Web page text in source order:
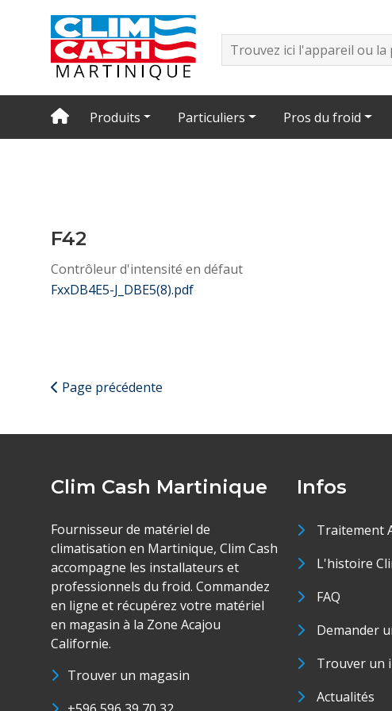
Produits Particuliers Pros du froid
F42
Contrôleur d'intensité en défaut
FxxDB4E5-J_DBE5(8).pdf
Page précédente
Clim Cash Martinique
Fournisseur de matériel de
climatisation en Martinique, Clim Cash
accompagne les installateurs et
professionnels du froid. Commandez
en ligne et récupérez votre matériel
en magasin à la Zone Acajou
Californie.
Trouver un magasin
Infos
Traitement
L'histoire
FAQ
Demander
Trouver un
Actualités